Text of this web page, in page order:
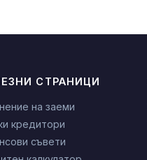
СТРАНИЦИ
на заеми
кредитори
съвети